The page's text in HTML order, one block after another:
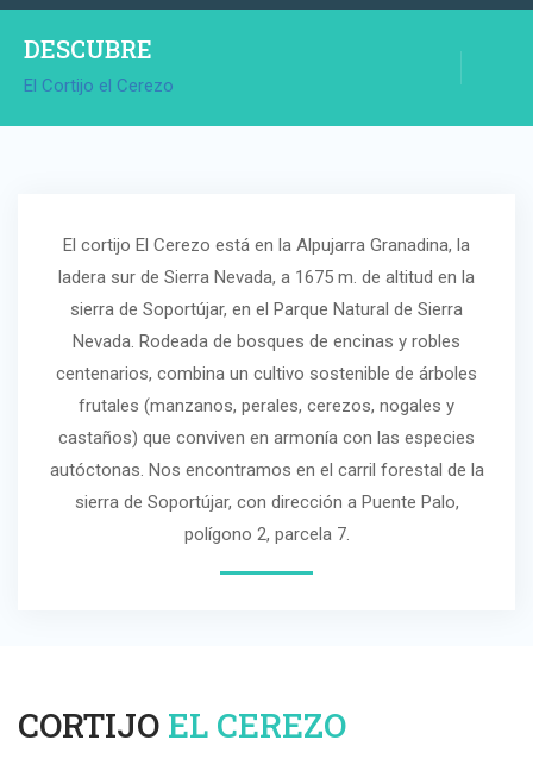
DESCUBRE
El Cortijo el Cerezo
El cortijo El Cerezo está en la Alpujarra Granadina, la
ladera sur de Sierra Nevada, a 1675 m. de altitud en la
sierra de Soportújar, en el Parque Natural de Sierra
Nevada. Rodeada de bosques de encinas y robles
centenarios, combina un cultivo sostenible de árboles
frutales (manzanos, perales, cerezos, nogales y
castaños) que conviven en armonía con las especies
autóctonas. Nos encontramos en el carril forestal de la
sierra de Soportújar, con dirección a Puente Palo,
polígono 2, parcela 7.
CORTIJO EL CEREZO